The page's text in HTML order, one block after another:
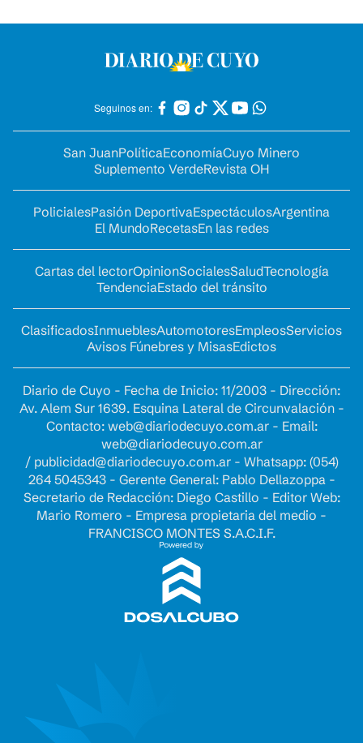
Seguinos en:
San JuanPolíticaEconomíaCuyo Minero
Suplemento VerdeRevista OH
PolicialesPasión DeportivaEspectáculosArgentina
El MundoRecetasEn las redes
Cartas del lectorOpinionSocialesSaludTecnología
TendenciaEstado del tránsito
ClasificadosInmueblesAutomotoresEmpleosServicios
Avisos Fúnebres y MisasEdictos
Diario de Cuyo - Fecha de Inicio: 11/2003 - Dirección:
Av. Alem Sur 1639. Esquina Lateral de Circunvalación -
Contacto: web@diariodecuyo.com.ar- Email:
web@diariodecuyo.com.ar
/ publicidad@diariodecuyo.com.ar- Whatsapp: (054)
264 5045343 - Gerente General: Pablo Dellazoppa -
Secretario de Redacción: Diego Castillo - Editor Web:
Mario Romero - Empresa propietaria del medio -
FRANCISCO MONTES S.A.C.I.F.